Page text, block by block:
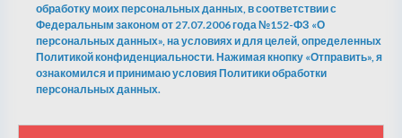
обработку моих персональных данных, в соответствии с
Федеральным законом от 27.07.2006 года №152-ФЗ «О
персональных данных», на условиях и для целей, определенных
Политикой конфиденциальности. Нажимая кнопку «Отправить», я
ознакомился и принимаю условия Политики обработки
персональных данных.